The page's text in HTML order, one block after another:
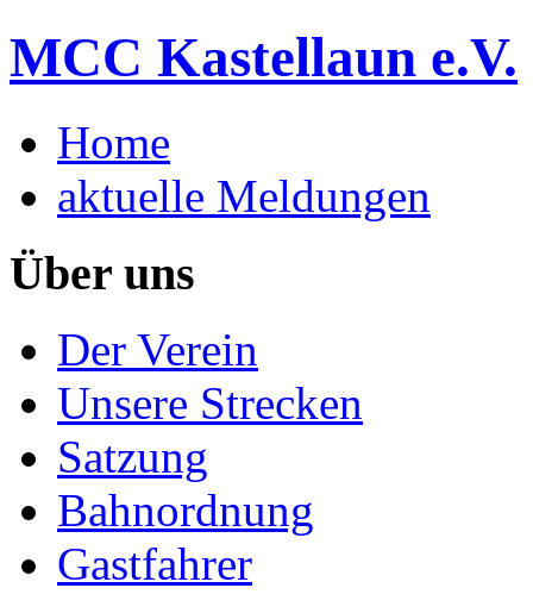
MCC Kastellaun e.V.
Home
aktuelle Meldungen
Über uns
Der Verein
Unsere Strecken
Satzung
Bahnordnung
Gastfahrer